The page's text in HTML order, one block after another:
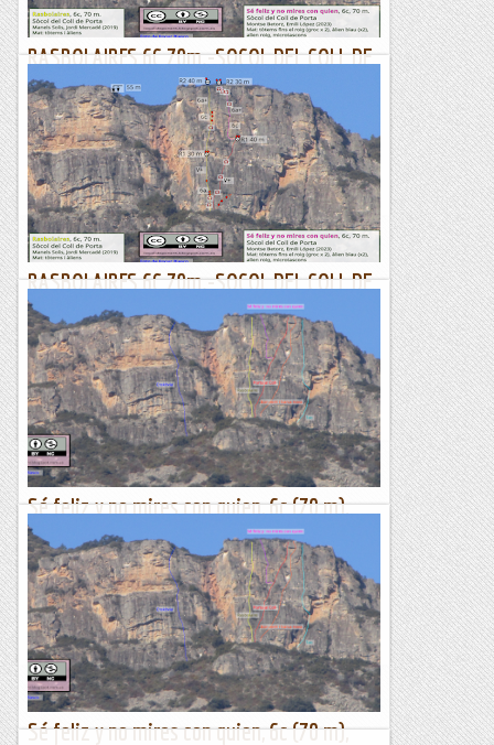
RASBOLAIRES 6C 70m.-SOCOL DEL COLL DE
PORTA-MONTROIG
Bon Any gent , desitgem de tot cor que aquet any que
comencen us sigo ben profitós. Nosaltres us farem un petit
recull dels desitjos que tenim i que n’estem del tot...
Lo gall
RASBOLAIRES 6C 70m.-SOCOL DEL COLL DE
PORTA-MONTROIG
Bon Any gent , desitgem de tot cor que aquet any que
comencen us sigo ben profitós. Nosaltres us farem un petit
recull dels desitjos que tenim i que n’estem del tot...
Lo gall
Sé feliz y no mires con quien, 6c (70 m),
Coll de Porta, Mont-Roig
Tremenda variant de sortida de la via Porta al Coll oberta per
Montse, Ioli i Emili. Aprofita una fissura (que es tanca a cops)
per protegir com pugueu i et permet escalar amb...
Lo gall
Sé feliz y no mires con quien, 6c (70 m),